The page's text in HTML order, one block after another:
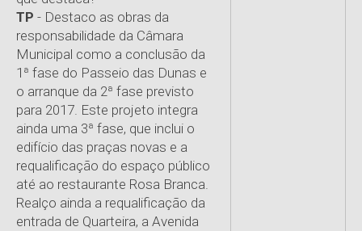
TP - Destaco as obras da
responsabilidade da Câmara
Municipal como a conclusão da
1ª fase do Passeio das Dunas e
o arranque da 2ª fase previsto
para 2017. Este projeto integra
ainda uma 3ª fase, que inclui o
edifício das praças novas e a
requalificação do espaço público
até ao restaurante Rosa Branca.
Realço ainda a requalificação da
entrada de Quarteira, a Avenida